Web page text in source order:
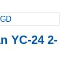
YC-24 2-